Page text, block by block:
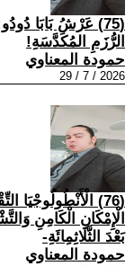
(75) عَرْشُ بَابَا
الرُّزَمِ المُكَدَّسَةِ!
حمودة المعناوي
2026 / 7 / 29
(76)
الْإِمْكَانِ الْكَامِنِ
بَعْدَ الثَّلَاثِمِائَةِ-
حمودة المعناوي